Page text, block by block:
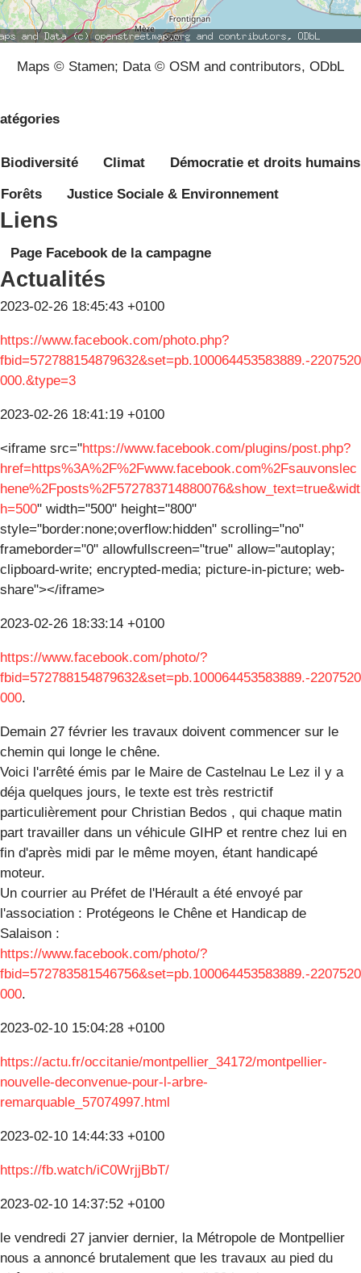
Maps © Stamen; Data © OSM and contributors, ODbL
Biodiversité Climat Démocratie et droits humains
Forêts Justice Sociale & Environnement
Liens
Page Facebook de la campagne
Actualités
2023-02-26 18:45:43 +0100
https://www.facebook.com/photo.php?
fbid=572788154879632&set=pb.100064453583889.-2207520
000.&type=3
2023-02-26 18:41:19 +0100
<iframe src="https://www.facebook.com/plugins/post.php?
href=https%3A%2F%2Fwww.facebook.com%2Fsauvonslec
hene%2Fposts%2F572783714880076&show_text=true&widt
h=500" width="500" height="800"
style="border:none;overflow:hidden" scrolling="no"
frameborder="0" allowfullscreen="true" allow="autoplay;
clipboard-write; encrypted-media; picture-in-picture; web-
share"></iframe>
2023-02-26 18:33:14 +0100
https://www.facebook.com/photo/?
fbid=572788154879632&set=pb.100064453583889.-2207520
000.
Demain 27 février les travaux doivent commencer sur le
chemin qui longe le chêne.
Voici l'arrêté émis par le Maire de Castelnau Le Lez il y a
déja quelques jours, le texte est très restrictif
particulièrement pour Christian Bedos , qui chaque matin
part travailler dans un véhicule GIHP et rentre chez lui en
fin d'après midi par le même moyen, étant handicapé
moteur.
Un courrier au Préfet de l'Hérault a été envoyé par
l'association : Protégeons le Chêne et Handicap de
Salaison :
https://www.facebook.com/photo/?
fbid=572783581546756&set=pb.100064453583889.-2207520
000.
2023-02-10 15:04:28 +0100
https://actu.fr/occitanie/montpellier_34172/montpellier-
nouvelle-deconvenue-pour-l-arbre-
remarquable_57074997.html
2023-02-10 14:44:33 +0100
https://fb.watch/iC0WrjjBbT/
2023-02-10 14:37:52 +0100
le vendredi 27 janvier dernier, la Métropole de Montpellier
nous a annoncé brutalement que les travaux au pied du